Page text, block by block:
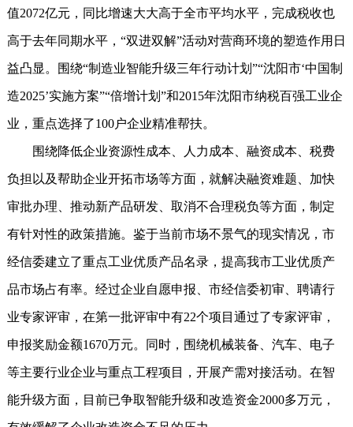
值2072亿元，同比增速大大高于全市平均水平，完成税收也
高于去年同期水平，“双进双解”活动对营商环境的塑造作用日
益凸显。围绕“制造业智能升级三年行动计划”“沈阳市‘中国制
造2025’实施方案”“倍增计划”和2015年沈阳市纳税百强工业企
业，重点选择了100户企业精准帮扶。
围绕降低企业资源性成本、人力成本、融资成本、税费
负担以及帮助企业开拓市场等方面，就解决融资难题、加快
审批办理、推动新产品研发、取消不合理税负等方面，制定
有针对性的政策措施。鉴于当前市场不景气的现实情况，市
经信委建立了重点工业优质产品名录，提高我市工业优质产
品市场占有率。经过企业自愿申报、市经信委初审、聘请行
业专家评审，在第一批评审中有22个项目通过了专家评审，
申报奖励金额1670万元。同时，围绕机械装备、汽车、电子
等主要行业企业与重点工程项目，开展产需对接活动。在智
能升级方面，目前已争取智能升级和改造资金2000多万元，